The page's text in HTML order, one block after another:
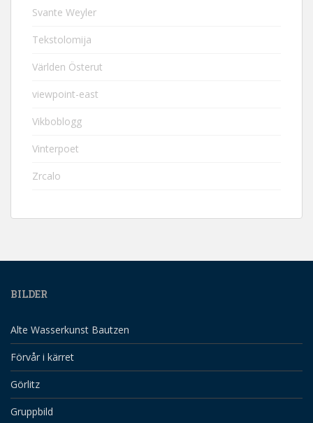
Svante Weyler
Tekstolomija
Världen Österut
viewpoint-east
Vikboblogg
Vinterpoet
Zrcalo
BILDER
Alte Wasserkunst Bautzen
Förvår i kärret
Görlitz
Gruppbild